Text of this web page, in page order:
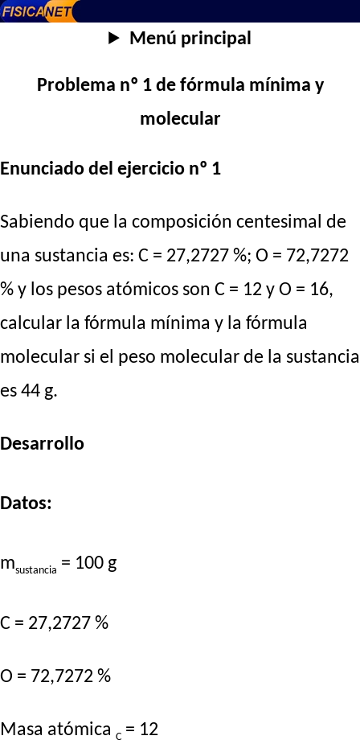
Menú principal
Problema nº 1 de fórmula mínima y
molecular
Enunciado del ejercicio nº 1
Sabiendo que la composición centesimal de
una sustancia es: C = 27,2727 %; O = 72,7272
% y los pesos atómicos son C = 12 y O = 16,
calcular la fórmula mínima y la fórmula
molecular si el peso molecular de la sustancia
es 44 g.
Desarrollo
Datos:
msustancia = 100 g
C = 27,2727 %
O = 72,7272 %
Masa atómica C = 12